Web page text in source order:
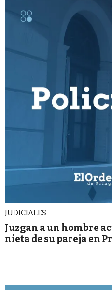
JUDICIALES
Juzgan a un hombre
nieta de su pareja en